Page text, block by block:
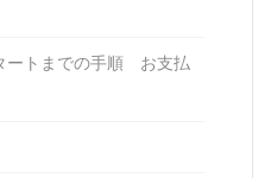
トまでの手順 お支払